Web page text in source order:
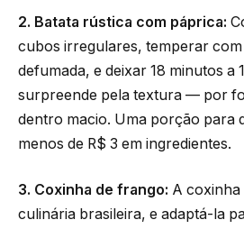
2. Batata rústica com páprica:
cubos irregulares, temperar
defumada, e deixar 18 minutos a
surpreende pela textura — por
dentro macio. Uma porção para
menos de R$ 3 em ingredientes.
3. Coxinha de frango: A
culinária brasileira, e adaptá-la